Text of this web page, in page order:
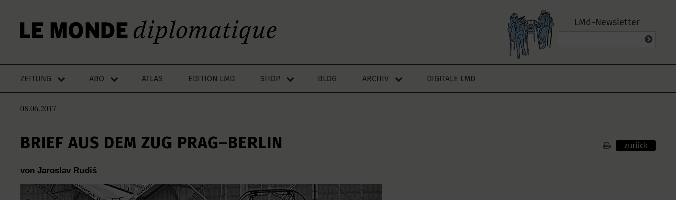
LMd-Newsletter
ZEITUNG ABO ATLAS EDITION LMD SHOP BLOG ARCHIV DIGITALE LMD
08.06.2017
BRIEF AUS DEM ZUG PRAG–BERLIN zurück
von Jaroslav Rudiš